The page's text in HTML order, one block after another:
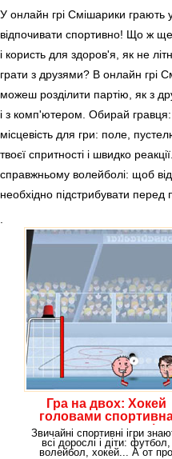
У онлайн грі Смішарики
відпочивати спортивно! Що ж ще
і користь для здоров'я, як не
грати з друзями? В онлайн грі
можеш розділити партію, як з
і з комп'ютером. Обирай
місцевість для гри: поле,
твоєї спритності і швидко
справжньому волейболі: щоб
необхідно підстрибувати перед
Гра на двох: Хокей
головами
гра для хлопчиків
Звичайні спортивні ігри
всі дорослі і діти: футбол,
волейбол, хокей... А от про